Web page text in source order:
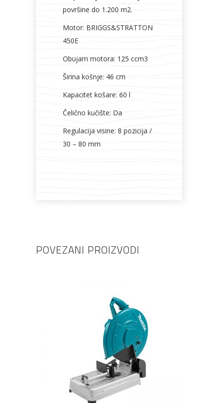
površine do 1.200 m2.
Motor: BRIGGS&STRATTON
450E
Obujam motora: 125 ccm3
Širina košnje: 46 cm
Kapacitet košare: 60 l
Čelično kučište: Da
Regulacija visine: 8 pozicija /
30 – 80 mm
POVEZANI PROIZVODI
DODAJ U KOŠARICU